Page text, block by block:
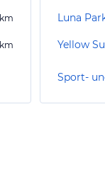
km
km
Luna
Yellow